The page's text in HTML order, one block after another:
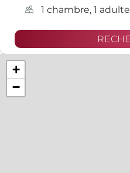
1 chambre, 1 adulte
+
−